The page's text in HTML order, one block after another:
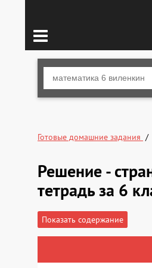
Готовые домашние задания
Решение -
тетрадь за 6
Показать содержание